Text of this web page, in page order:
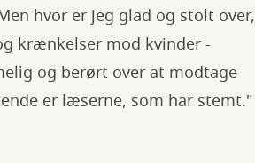
hvor er jeg glad og stolt over,
krænkelser mod kvinder -
og berørt over at modtage
er læserne, som har stemt."